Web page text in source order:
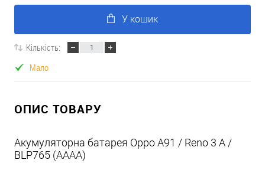
У кошик
Кількість:
Мало
ОПИС ТОВАРУ
Акумуляторна батарея Oppo A91 / Reno 3 A /
BLP765 (AAAA)